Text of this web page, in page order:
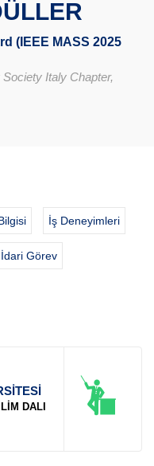
(IEEE MASS 2025
Italy Chapter,
İş Deneyimleri
İdari Görev
DALI